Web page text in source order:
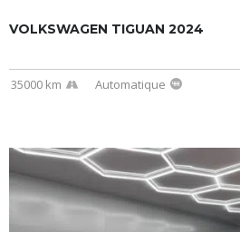
VOLKSWAGEN TIGUAN 2024
35000 km Automatique